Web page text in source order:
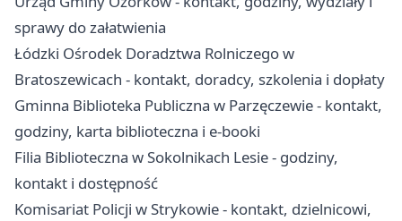
sprawy do załatwienia
Łódzki Ośrodek Doradztwa Rolniczego w
Bratoszewicach - kontakt, doradcy, szkolenia i dopłaty
Gminna Biblioteka Publiczna w Parzęczewie - kontakt,
godziny, karta biblioteczna i e-booki
Filia Biblioteczna w Sokolnikach Lesie - godziny,
kontakt i dostępność
Komisariat Policji w Strykowie - kontakt, dzielnicowi,